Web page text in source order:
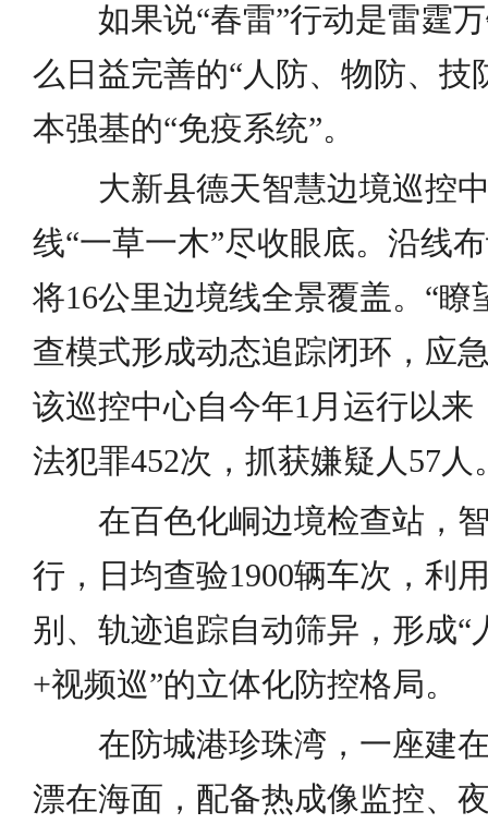
如果说“春雷”行动是雷霆
么日益完善的“人防、物防、技
本强基的“免疫系统”。
大新县德天智慧边境巡控
线“一草一木”尽收眼底。沿线
将16公里边境线全景覆盖。“瞭
查模式形成动态追踪闭环，应
该巡控中心自今年1月运行以
法犯罪452次，抓获嫌疑人57人
在百色化峒边境检查站，
行，日均查验1900辆车次，利
别、轨迹追踪自动筛异，形成“
+视频巡”的立体化防控格局。
在防城港珍珠湾，一座建
漂在海面，配备热成像监控、